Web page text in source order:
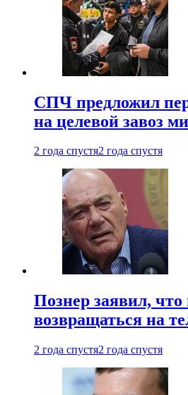
СПЧ предложил
на целевой завоз
2 года спустя2 года спустя
Познер заявил, что
возвращаться на
2 года спустя2 года спустя